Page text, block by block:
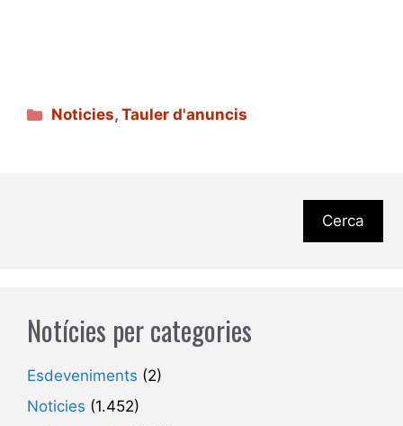
Categories
Noticies,Tauler d'anuncis
Cerca
Notícies per categories
Esdeveniments (2)
Noticies (1.452)